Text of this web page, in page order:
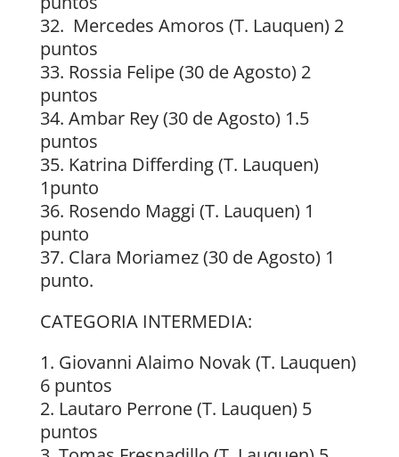
32. Mercedes Amoros (T. Lauquen) 2
puntos
33. Rossia Felipe (30 de Agosto) 2
puntos
34. Ambar Rey (30 de Agosto) 1.5
puntos
35. Katrina Differding (T. Lauquen)
1punto
36. Rosendo Maggi (T. Lauquen) 1
punto
37. Clara Moriamez (30 de Agosto) 1
punto.
CATEGORIA INTERMEDIA:
Giovanni Alaimo Novak (T. Lauquen)
6 puntos
Lautaro Perrone (T. Lauquen) 5
puntos